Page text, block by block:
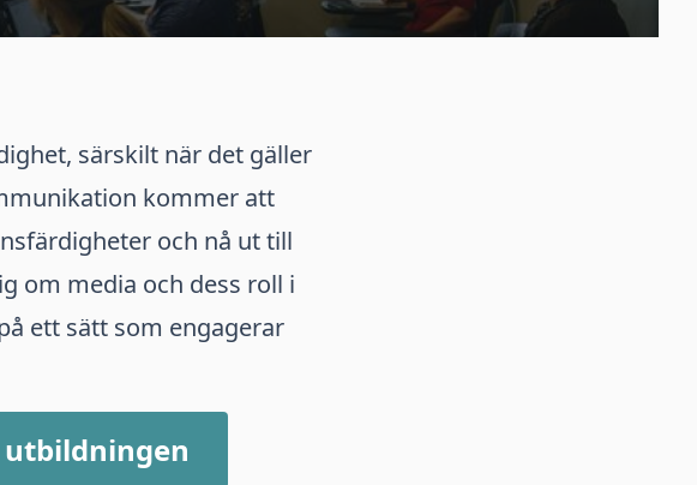
särskilt när det gäller
kommer att
och nå ut till
om media och dess roll i
ett sätt som engagerar